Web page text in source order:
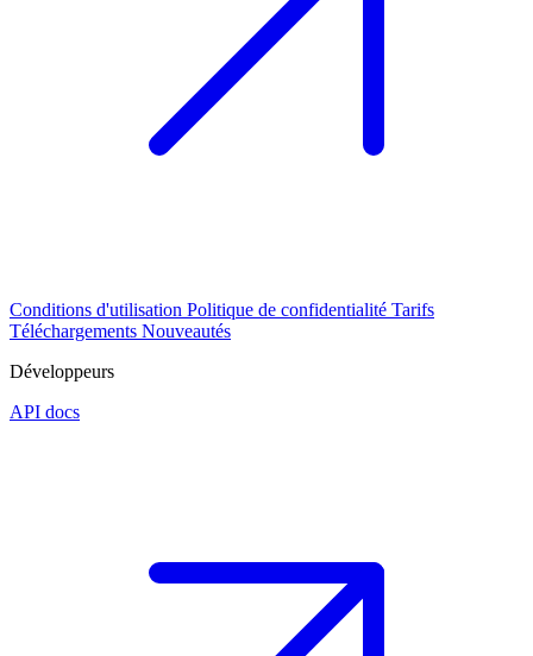
Conditions d'utilisation Politique de confidentialité Tarifs
Téléchargements Nouveautés
Développeurs
API docs